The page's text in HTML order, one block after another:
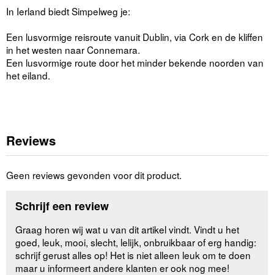
In Ierland biedt Simpelweg je:
Een lusvormige reisroute vanuit Dublin, via Cork en de kliffen
in het westen naar Connemara.
Een lusvormige route door het minder bekende noorden van
het eiland.
Reviews
Geen reviews gevonden voor dit product.
Schrijf een review
Graag horen wij wat u van dit artikel vindt. Vindt u het
goed, leuk, mooi, slecht, lelijk, onbruikbaar of erg handig:
schrijf gerust alles op! Het is niet alleen leuk om te doen
maar u informeert andere klanten er ook nog mee!